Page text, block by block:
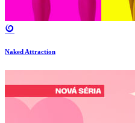
Naked Attraction